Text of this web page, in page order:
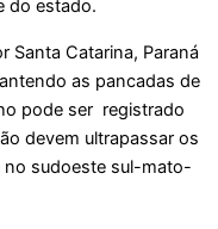
do estado.
Santa Catarina, Paraná
as pancadas de
pode ser registrado
devem ultrapassar os
no sudoeste sul-mato-